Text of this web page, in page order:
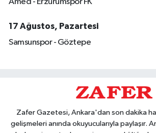
Amed - Erzurumspor FK
17 Ağustos, Pazartesi
Samsunspor - Göztepe
Zafer Gazetesi, Ankara'dan son dakika
gelişmeleri anında okuyucularıyla paylaşır.